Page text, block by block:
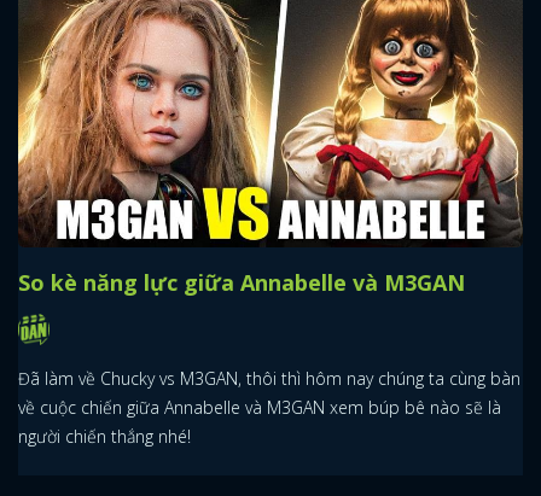
So kè năng lực giữa Annabelle và M3GAN
Đã làm về Chucky vs M3GAN, thôi thì hôm nay chúng ta cùng bàn
về cuộc chiến giữa Annabelle và M3GAN xem búp bê nào sẽ là
người chiến thắng nhé!